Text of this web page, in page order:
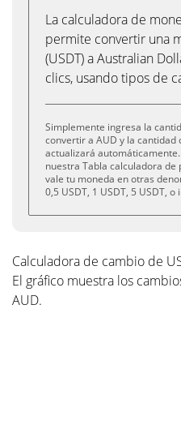
La calculadora de
permite convertir una
(USDT) a Australian
clics, usando tipos de
Simplemente ingresa la
convertir a AUD y la cantidad
actualizará
nuestra Tabla calculadora
vale tu moneda en otras
0,5 USDT, 1 USDT, 5 USDT, o
Calculadora de cambio de
El gráfico muestra los
AUD.